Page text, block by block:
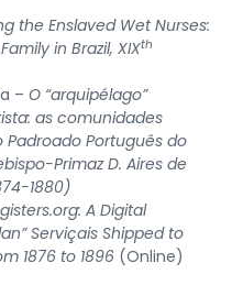
the Enslaved Wet Nurses:
in Brazil, XIXth
– O “arquipélago”
as comunidades
Português do
Primaz D. Aires de
1880)
A Digital
Serviçais Shipped to
1876 to 1896 (Online)